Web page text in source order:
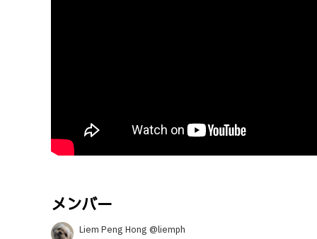
メンバー
Liem Peng Hong @liemph